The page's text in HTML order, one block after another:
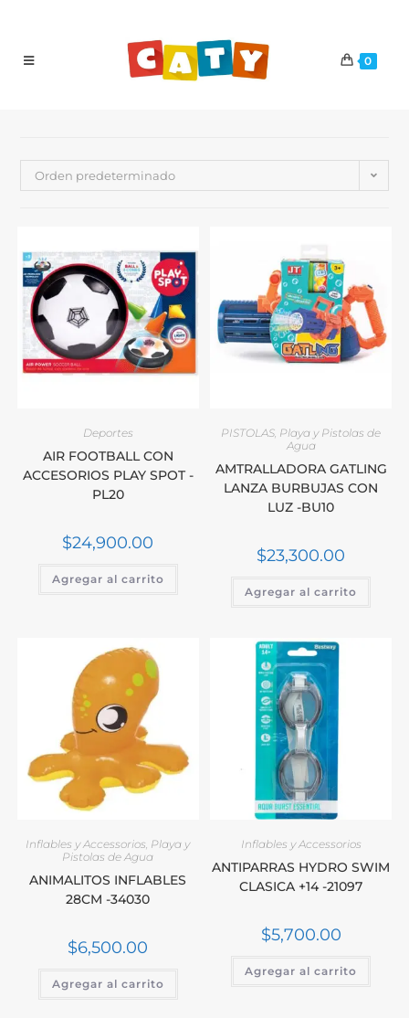
0
Orden predeterminado
Deportes
AIR FOOTBALL CON
ACCESORIOS PLAY SPOT -
PL20
$24,900.00
Agregar al carrito
PISTOLAS, Playa y Pistolas de
Agua
AMTRALLADORA GATLING
LANZA BURBUJAS CON
LUZ -BU10
$23,300.00
Agregar al carrito
Inflables y Accessorios Playa y
Pistolas de Agua
ANIMALITOS INFLABLES
28CM -34030
$6,500.00
Agregar al carrito
Inflables y Accessorios
ANTIPARRAS HYDRO SWIM
CLASICA +14 -21097
$5,700.00
Agregar al carrito